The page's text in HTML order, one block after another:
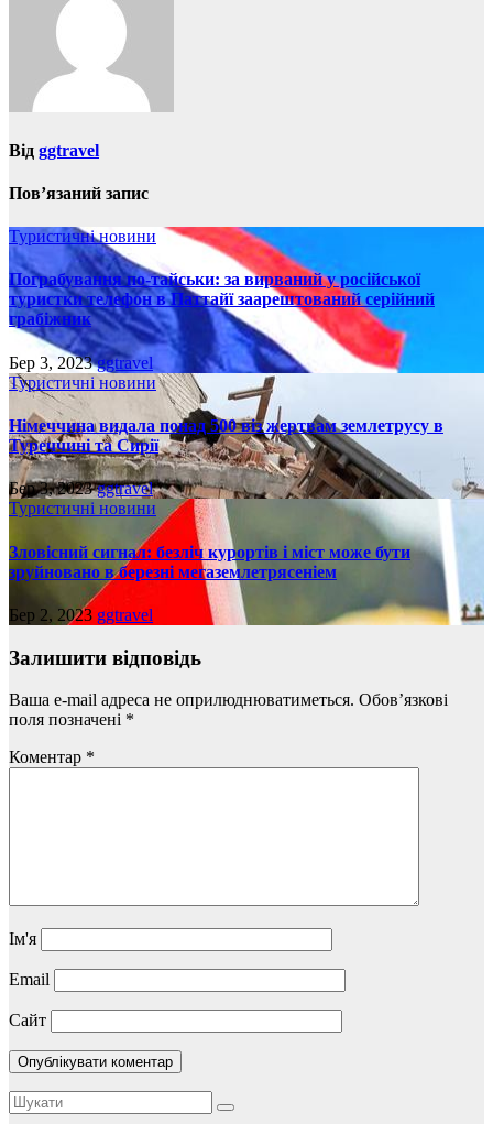
Від ggtravel
Пов’язаний запис
Туристичні новини
Пограбування по-тайськи: за вирваний у російської
туристки телефон в Паттайї заарештований серійний
грабіжник
Бер 3, 2023ggtravel
Туристичні новини
Німеччина видала понад 500 віз жертвам землетрусу в
Туреччині та Сирії
Бер 3, 2023ggtravel
Туристичні новини
Зловісний сигнал: безліч курортів і міст може бути
зруйновано в березні мегаземлетрясеніем
Бер 2, 2023 ggtravel
Залишити відповідь
Ваша e-mail адреса не оприлюднюватиметься. Обов’язкові
поля позначені *
Коментар *
Ім'я
Email
Сайт